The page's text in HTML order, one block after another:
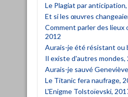
Le Plagiat par
Et si les œuvres
Comment parler des lieux
2012
Aurais-je été résistant ou
Il existe d'autres mondes,
Aurais-je sauvé
Le Titanic fera naufrage,
L'Enigme Tolstoïevski,